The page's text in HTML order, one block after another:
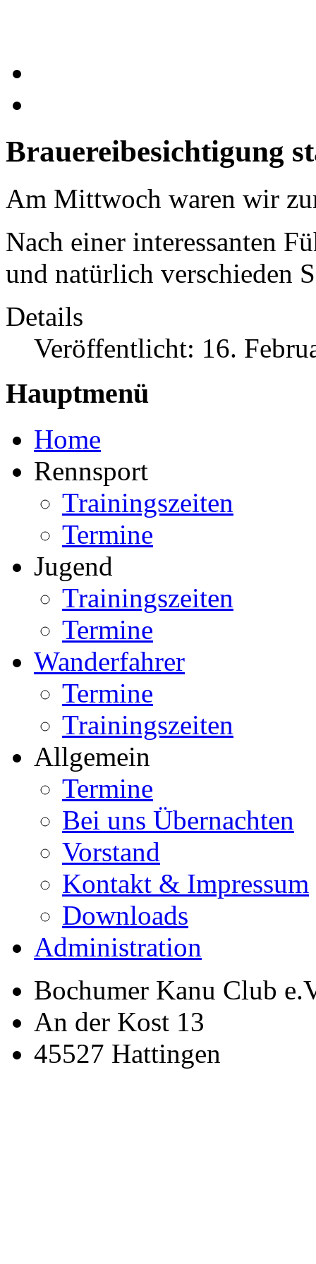
Brauereibesichtigung
Am Mittwoch waren wir
Nach einer interessanten
und natürlich verschieden
Details
Veröffentlicht: 16.
Hauptmenü
Home
Rennsport
Trainingszeiten
Termine
Jugend
Trainingszeiten
Termine
Wanderfahrer
Termine
Trainingszeiten
Allgemein
Termine
Bei uns Übernachten
Vorstand
Kontakt & Impressum
Downloads
Administration
Bochumer Kanu Club
An der Kost 13
45527 Hattingen